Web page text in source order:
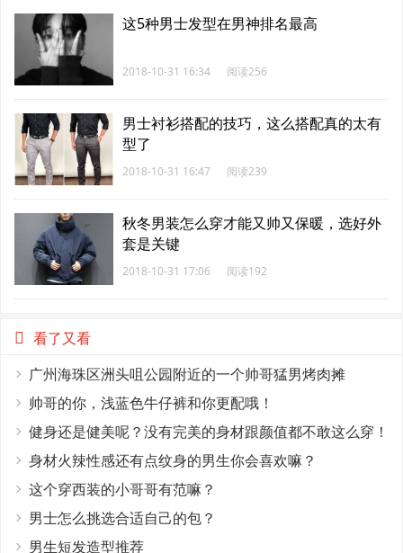
这5种男士发型在男神排名最高
2018-10-31 16:34 阅读256
男士衬衫搭配的技巧，这么搭配真的太有
型了
2018-10-31 16:47 阅读239
秋冬男装怎么穿才能又帅又保暖，选好外
套是关键
2018-10-31 17:06 阅读192
看了又看
广州海珠区洲头咀公园附近的一个帅哥猛男烤肉摊
帅哥的你，浅蓝色牛仔裤和你更配哦！
健身还是健美呢？没有完美的身材跟颜值都不敢这么穿！
身材火辣性感还有点纹身的男生你会喜欢嘛？
这个穿西装的小哥哥有范嘛？
男士怎么挑选合适自己的包？
男生短发造型推荐